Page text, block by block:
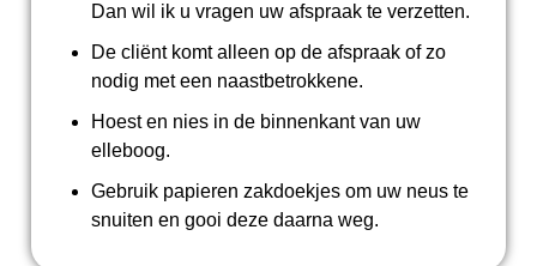
Dan wil ik u vragen uw afspraak te verzetten.
De cliënt komt alleen op de afspraak of zo
nodig met een naastbetrokkene.
Hoest en nies in de binnenkant van uw
elleboog.
Gebruik papieren zakdoekjes om uw neus te
snuiten en gooi deze daarna weg.